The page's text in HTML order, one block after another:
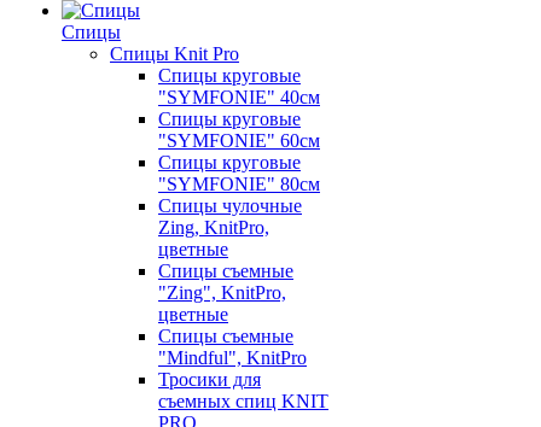
Спицы
Спицы Knit Pro
Спицы круговые
"SYMFONIE" 40см
Спицы круговые
"SYMFONIE" 60см
Спицы круговые
"SYMFONIE" 80см
Спицы чулочные
Zing, KnitPro,
цветные
Спицы съемные
"Zing", KnitPro,
цветные
Спицы съемные
"Mindful", KnitPro
Тросики для
съемных спиц KNIT
PRO